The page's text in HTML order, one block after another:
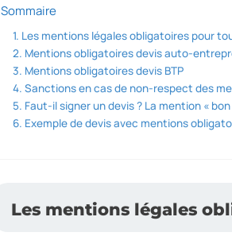
Sommaire
Les mentions légales obligatoires pour
Mentions obligatoires devis auto-
Mentions obligatoires devis BTP
Sanctions en cas de non-respect des
Faut-il signer un devis ? La mention «
Exemple de devis avec mentions
Les mentions légales